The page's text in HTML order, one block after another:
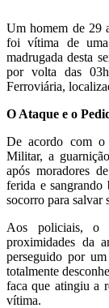
Um homem de 29
foi vítima de
madrugada desta
por volta das
Ferroviária,
O Ataque e o
De acordo com o
Militar, a
após moradores
ferida e sangrando
socorro para salvar
Aos policiais, o
proximidades da
perseguido por
totalmente
faca que atingiu a
vítima.